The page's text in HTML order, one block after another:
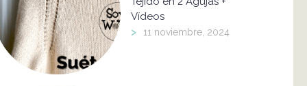
Vídeos
> 11 noviembre, 2024